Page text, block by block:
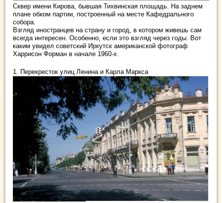
Сквер имени Кирова, бывшая Тихвинская площадь. На заднем
плане обком партии, построенный на месте Кафедрального
собора.
Взгляд иностранцев на страну и город, в котором живешь сам
всегда интересен. Особенно, если это взгляд через годы. Вот
каким увидел советский Иркутск американской фотограф
Харрисон Форман в начале 1960-х.
1. Перекресток улиц Ленина и Карла Маркса